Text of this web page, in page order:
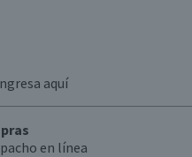
aquí
en línea